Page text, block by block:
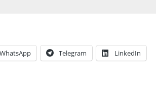
WhatsApp Telegram LinkedIn